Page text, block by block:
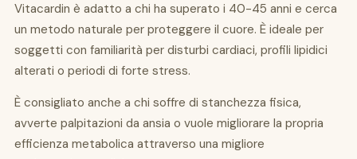
Vitacardin è adatto a chi ha superato i 40-45 anni e cerca
un metodo naturale per proteggere il cuore. È ideale per
soggetti con familiarità per disturbi cardiaci, profili lipidici
alterati o periodi di forte stress.
È consigliato anche a chi soffre di stanchezza fisica,
avverte palpitazioni da ansia o vuole migliorare la propria
efficienza metabolica attraverso una migliore